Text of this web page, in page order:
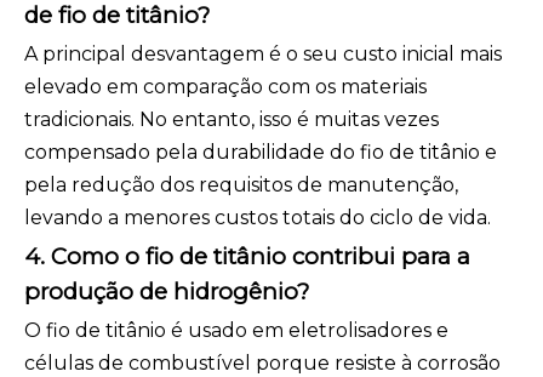
de fio de titânio?
A principal desvantagem é o seu custo inicial mais
elevado em comparação com os materiais
tradicionais. No entanto, isso é muitas vezes
compensado pela durabilidade do fio de titânio e
pela redução dos requisitos de manutenção,
levando a menores custos totais do ciclo de vida.
4. Como o fio de titânio contribui para a
produção de hidrogênio?
O fio de titânio é usado em eletrolisadores e
células de combustível porque resiste à corrosão